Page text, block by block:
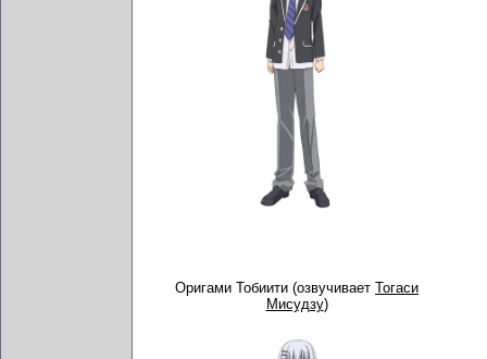
Оригами Тобиити (озвучивает Тогаси
Мисудзу)